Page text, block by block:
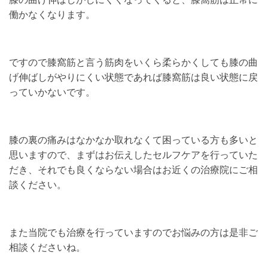
働かなくなります。
ですので膝窩筋と言う筋肉をいくら柔らかくしても膝の曲
げ伸ばしがやりにくい状態であれば膝窩筋は良い状態に戻
っていかないです。
膝の裏の痛みはなかなか取れなくて困っている方も多いと
思いますので、まずはお伝えしたセルフケアを行っていた
だき、それでも良くならない場合はお近くの治療院にご相
談ください。
また当院でも治療を行っていますのでお悩みの方は是非ご
相談くださいね。